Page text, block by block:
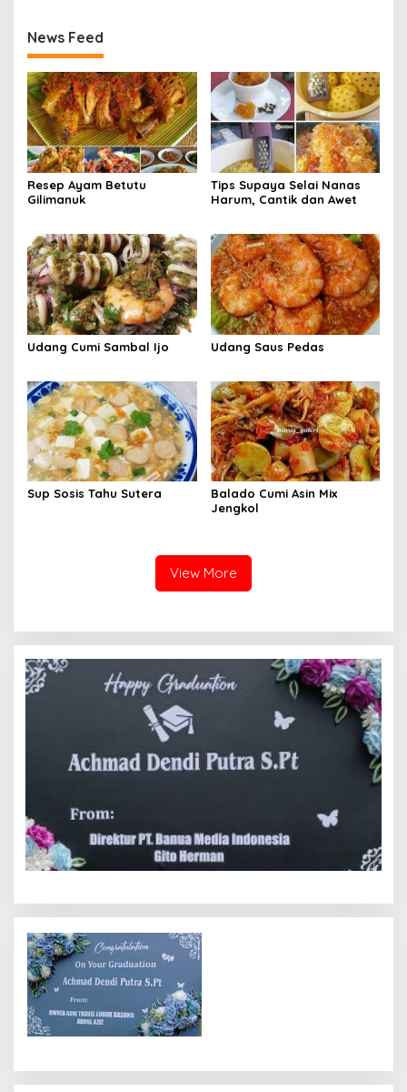
News Feed
Resep Ayam Betutu
Gilimanuk
Tips Supaya Selai Nanas
Harum, Cantik dan Awet
Udang Cumi Sambal Ijo Udang Saus Pedas
Sup Sosis Tahu Sutera
Balado Cumi Asin Mix
Jengkol
View More